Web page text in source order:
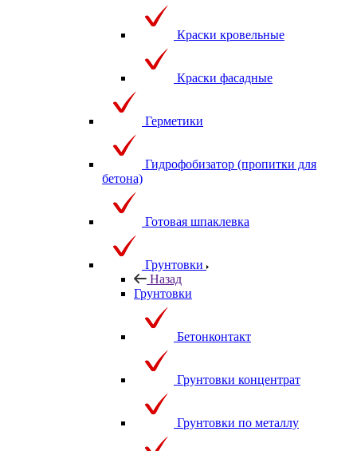
Краски кровельные
Краски фасадные
Герметики
Гидрофобизатор (пропитки для
бетона)
Готовая шпаклевка
Грунтовки
Назад
Грунтовки
Бетонконтакт
Грунтовки концентрат
Грунтовки по металлу